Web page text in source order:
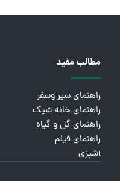
مطالب مفید
راهنمای سیر وسفر
راهنمای خانه شیک
راهنمای گل و گیاه
راهنمای فیلم
آشپزی